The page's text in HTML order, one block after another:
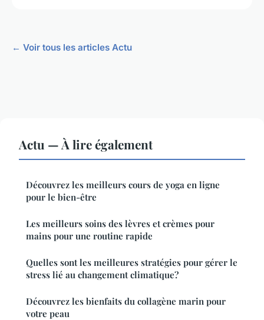
← Voir tous les articles Actu
Actu — À lire également
Découvrez les meilleurs cours de yoga en ligne
pour le bien-être
Les meilleurs soins des lèvres et crèmes pour
mains pour une routine rapide
Quelles sont les meilleures stratégies pour gérer le
stress lié au changement climatique?
Découvrez les bienfaits du collagène marin pour
votre peau